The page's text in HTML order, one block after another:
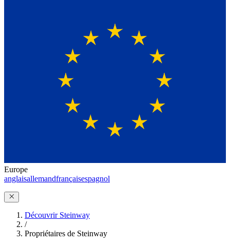
Europe
anglaisallemandfrançaisespagnol
Découvrir Steinway
/
Propriétaires de Steinway